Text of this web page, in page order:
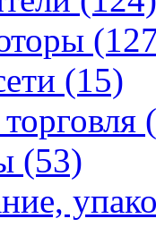
(15)
(53)